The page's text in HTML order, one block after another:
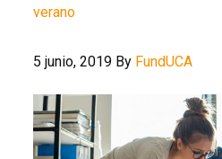
verano
5 junio, 2019 By FundUCA